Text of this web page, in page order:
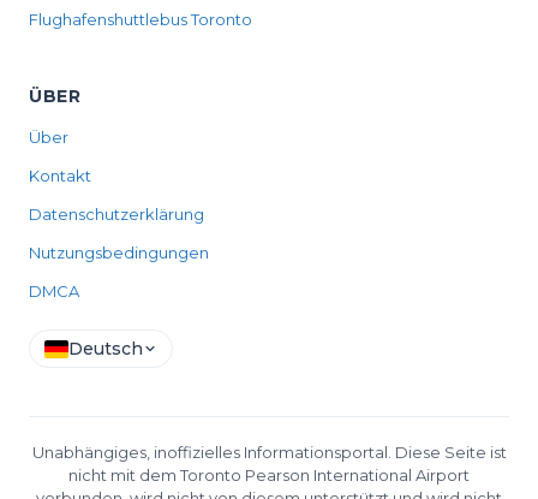
Flughafenshuttlebus Toronto
ÜBER
Über
Kontakt
Datenschutzerklärung
Nutzungsbedingungen
DMCA
Deutsch
Unabhängiges, inoffizielles Informationsportal. Diese Seite ist
nicht mit dem Toronto Pearson International Airport